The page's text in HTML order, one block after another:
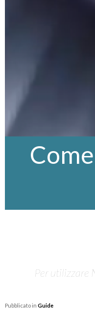
Per utilizzare
Pubblicato in Guide